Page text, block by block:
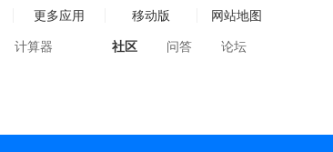
更多应用 移动版 网站地图
计算器 社区 问答 论坛